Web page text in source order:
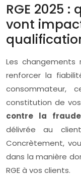
RGE 2025
vont
Les changements
renforcer la
consommateur,
constitution de vos
contre la fraude
délivrée au
Concrètement,
dans la manière
RGE à vos clients.